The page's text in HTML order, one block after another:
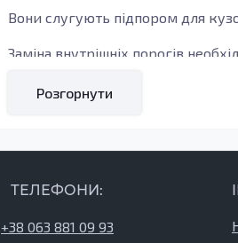
Вони слугують підпором для
Заміна внутрішніх порогів
Розгорнути
ТЕЛЕФОНИ:
+38 063 881 09 93